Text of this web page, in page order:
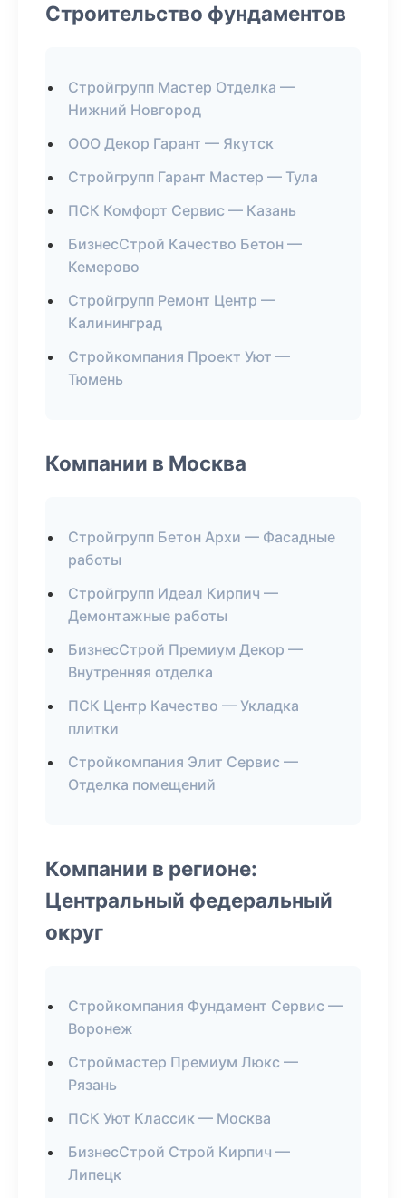
Строительство фундаментов
Стройгрупп Мастер Отделка —
Нижний Новгород
ООО Декор Гарант — Якутск
Стройгрупп Гарант Мастер — Тула
ПСК Комфорт Сервис — Казань
БизнесСтрой Качество Бетон —
Кемерово
Стройгрупп Ремонт Центр —
Калининград
Стройкомпания Проект Уют —
Тюмень
Компании в Москва
Стройгрупп Бетон Архи — Фасадные
работы
Стройгрупп Идеал Кирпич —
Демонтажные работы
БизнесСтрой Премиум Декор —
Внутренняя отделка
ПСК Центр Качество — Укладка
плитки
Стройкомпания Элит Сервис —
Отделка помещений
Компании в регионе:
Центральный федеральный
округ
Стройкомпания Фундамент Сервис —
Воронеж
Строймастер Премиум Люкс —
Рязань
ПСК Уют Классик — Москва
БизнесСтрой Строй Кирпич —
Липецк